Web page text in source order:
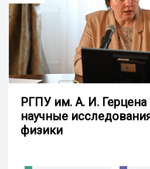
РГПУ им. А. И. Герцена
научные
физики